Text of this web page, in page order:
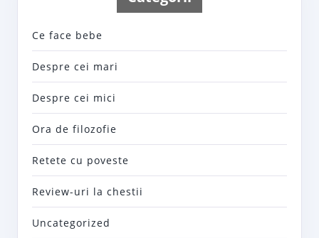
Ce face bebe
Despre cei mari
Despre cei mici
Ora de filozofie
Retete cu poveste
Review-uri la chestii
Uncategorized